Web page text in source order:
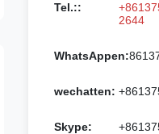
Tel.::
2644
WhatsAppen:
wechatten:
Skype: